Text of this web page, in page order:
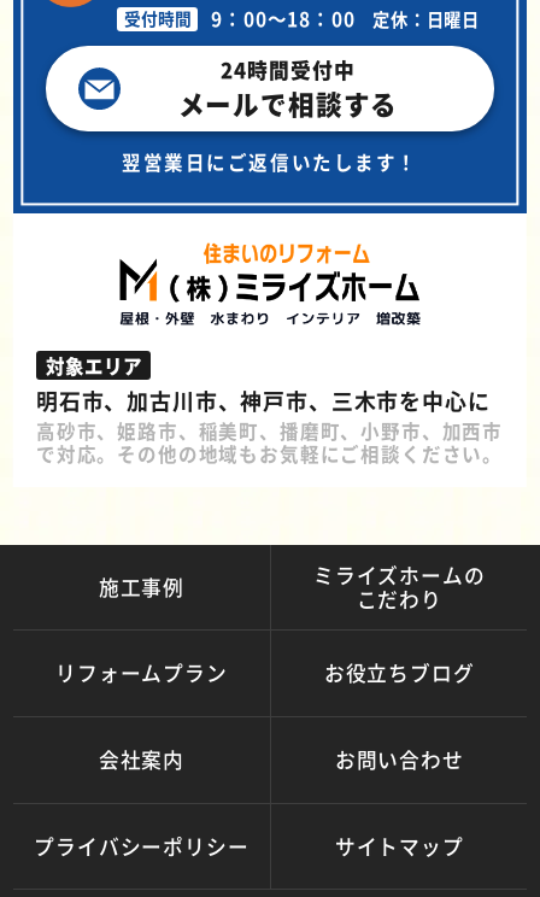
受付時間 9：00～18：00 定休：日曜日
24時間受付中
メールで相談する
翌営業日にご返信いたします！
対象エリア
明石市、加古川市、神戸市、三木市を中心に
高砂市、姫路市、稲美町、播磨町、小野市、加西市
で対応。その他の地域もお気軽にご相談ください。
施工事例
ミライズホームの
こだわり
リフォームプラン お役立ちブログ
会社案内 お問い合わせ
プライバシーポリシー サイトマップ